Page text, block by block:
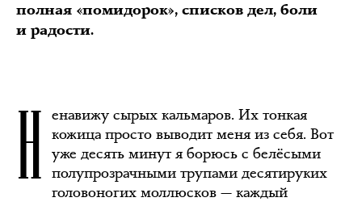
полная «помидорок», списков дел, боли
и радости.
Н енавижу сырых кальмаров. Их тонкая
кожица просто выводит меня из себя. Вот
уже десять минут я борюсь с белёсыми
полупрозрачными трупами десятируких
головоногих моллюсков — каждый